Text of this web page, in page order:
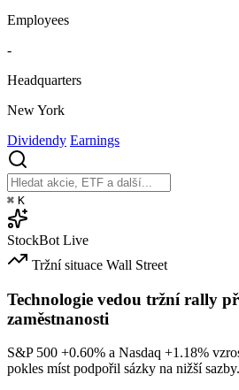
Employees
-
Headquarters
New York
Dividendy Earnings
⌘ K
StockBot Live
Tržní situace Wall Street
Technologie vedou tržní rally
zaměstnanosti
S&P 500 +0.60% a Nasdaq +1.18%
pokles míst podpořil sázky na nižší sazby.